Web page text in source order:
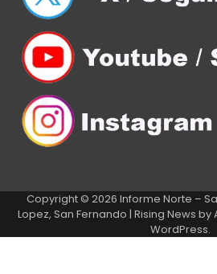
Copyright © 2026 Informe Norte –
Lopez, San Fernando | Rising News by
WordPress.